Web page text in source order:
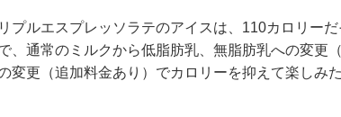
プルエスプレッソラテのアイスは、110カロリーだ
、通常のミルクから低脂肪乳、無脂肪乳への変更
変更（追加料金あり）でカロリーを抑えて楽しみ